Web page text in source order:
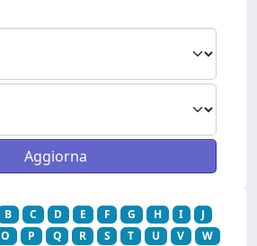
B C D E F G H I
J
O P Q R S T U V
W